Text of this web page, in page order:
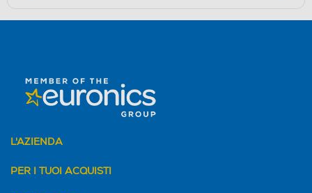
L'AZIENDA
PER I TUOI ACQUISTI